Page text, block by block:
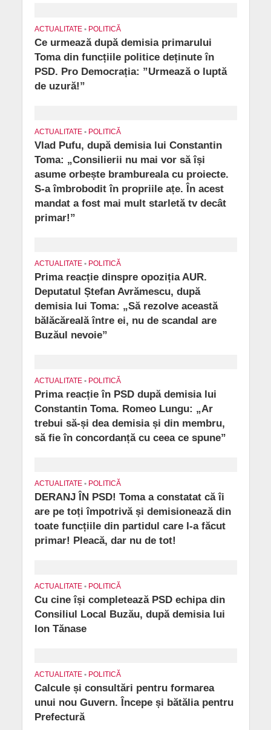
ACTUALITATE • POLITICĂ
Ce urmează după demisia primarului
Toma din funcțiile politice deținute în
PSD. Pro Democrația: ”Urmează o luptă
de uzură!”
ACTUALITATE • POLITICĂ
Vlad Pufu, după demisia lui Constantin
Toma: „Consilierii nu mai vor să își
asume orbește brambureala cu proiecte.
S-a îmbrobodit în propriile ațe. În acest
mandat a fost mai mult starletă tv decât
primar!”
ACTUALITATE • POLITICĂ
Prima reacție dinspre opoziția AUR.
Deputatul Ștefan Avrămescu, după
demisia lui Toma: „Să rezolve această
bălăcăreală între ei, nu de scandal are
Buzăul nevoie”
ACTUALITATE • POLITICĂ
Prima reacție în PSD după demisia lui
Constantin Toma. Romeo Lungu: „Ar
trebui să-și dea demisia și din membru,
să fie în concordanță cu ceea ce spune”
ACTUALITATE • POLITICĂ
DERANJ ÎN PSD! Toma a constatat că îi
are pe toți împotrivă și demisionează din
toate funcțiile din partidul care l-a făcut
primar! Pleacă, dar nu de tot!
ACTUALITATE • POLITICĂ
Cu cine își completează PSD echipa din
Consiliul Local Buzău, după demisia lui
Ion Tănase
ACTUALITATE • POLITICĂ
Calcule și consultări pentru formarea
unui nou Guvern. Începe și bătălia pentru
Prefectură